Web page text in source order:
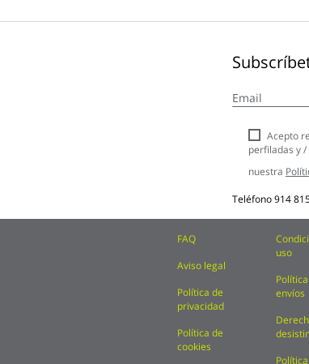
a
boletín
noticias:
Acepto
perfiladas y
nuestra
Teléfono914
FAQ
Aviso legal
Política de
privacidad
Política de
cookies
uso
envíos